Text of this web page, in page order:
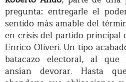
pregunta: entregarle el
sentido más amable del
en crisis del partido principal
Enrico Oliveri. Un tipo
batacazo electoral, al que
ansían devorar. Hasta